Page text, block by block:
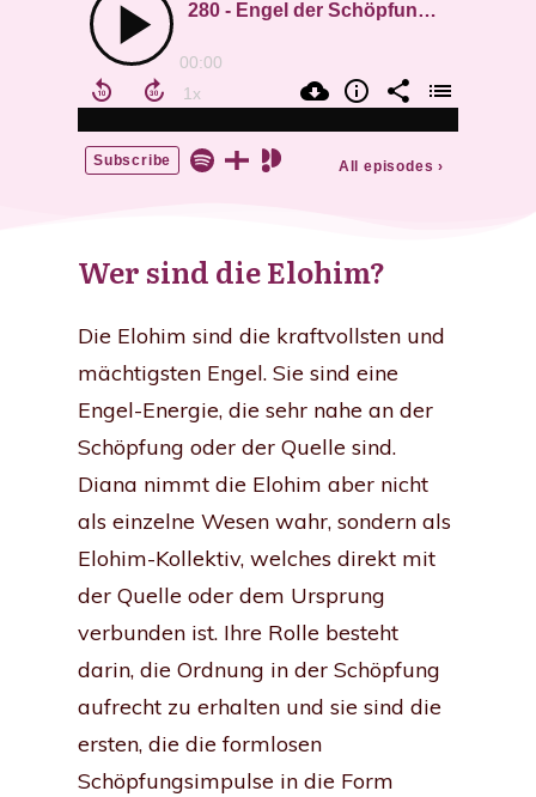
Wer sind die Elohim?
Die Elohim sind die kraftvollsten und
mächtigsten Engel. Sie sind eine
Engel-Energie, die sehr nahe an der
Schöpfung oder der Quelle sind.
Diana nimmt die Elohim aber nicht
als einzelne Wesen wahr, sondern als
Elohim-Kollektiv, welches direkt mit
der Quelle oder dem Ursprung
verbunden ist. Ihre Rolle besteht
darin, die Ordnung in der Schöpfung
aufrecht zu erhalten und sie sind die
ersten, die die formlosen
Schöpfungsimpulse in die Form